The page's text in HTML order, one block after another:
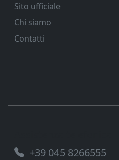
Sito ufficiale
Chi siamo
Contatti
+39 045 8266555